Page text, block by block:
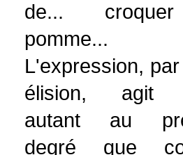
de...
pomme...
L'expression,
élision, agit
autant au
degré que